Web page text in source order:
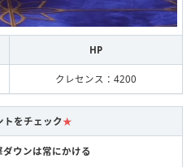
HP
クレセンス：4200
トをチェック★
ウンは常にかける